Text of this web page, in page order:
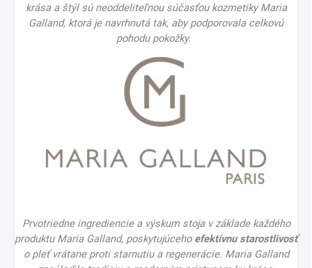
krása a štýl sú neoddeliteľnou súčasťou kozmetiky Maria
Galland, ktorá je navrhnutá tak, aby podporovala celkovú
pohodu pokožky.
Prvotriedne ingrediencie a výskum stoja v základe každého
produktu Maria Galland, poskytujúceho efektívnu starostlivosť
o pleť vrátane proti starnutiu a regenerácie. Maria Galland